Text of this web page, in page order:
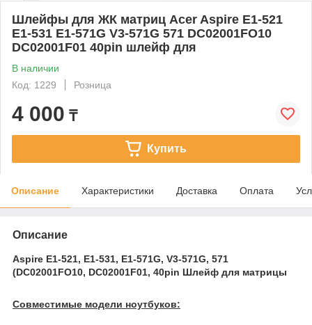
Шлейфы для ЖК матриц Acer Aspire E1-521
E1-531 E1-571G V3-571G 571 DC02001FO10
DC02001F01 40pin шлейф для
В наличии
Код: 1229
Розница
4 000 ₸
Купить
Описание Характеристики Доставка Оплата
Описание
Aspire E1-521, E1-531, E1-571G, V3-571G, 571
(DC02001FO10, DC02001F01, 40pin Шлейф для матрицы
Совместимые модели ноутбуков: